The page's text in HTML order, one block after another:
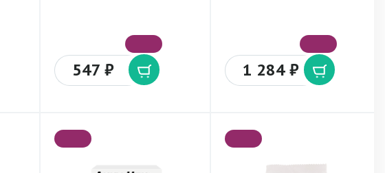
547 ₽ 1 284 ₽